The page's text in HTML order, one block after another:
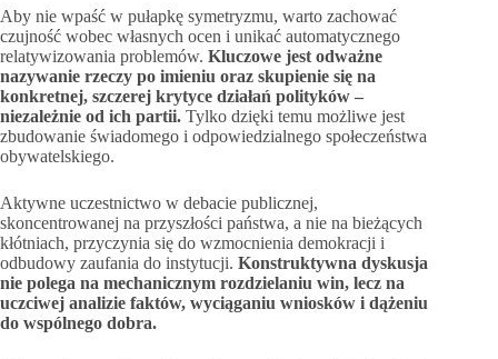
Aby nie wpaść w pułapkę symetryzmu, warto zachować
czujność wobec własnych ocen i unikać automatycznego
relatywizowania problemów. Kluczowe jest odważne
nazywanie rzeczy po imieniu oraz skupienie się na
konkretnej, szczerej krytyce działań polityków –
niezależnie od ich partii. Tylko dzięki temu możliwe jest
zbudowanie świadomego i odpowiedzialnego społeczeństwa
obywatelskiego.
Aktywne uczestnictwo w debacie publicznej,
skoncentrowanej na przyszłości państwa, a nie na bieżących
kłótniach, przyczynia się do wzmocnienia demokracji i
odbudowy zaufania do instytucji. Konstruktywna dyskusja
nie polega na mechanicznym rozdzielaniu win, lecz na
uczciwej analizie faktów, wyciąganiu wniosków i dążeniu
do wspólnego dobra.